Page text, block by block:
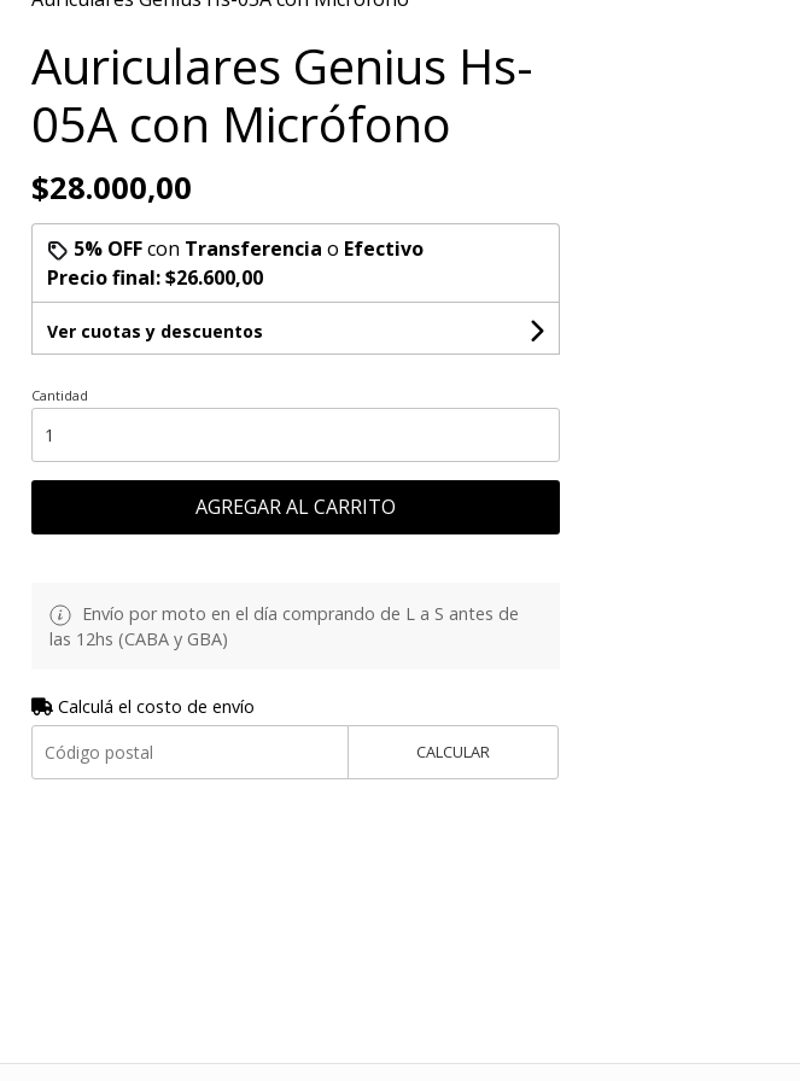
Auriculares Genius Hs-
05A con Micrófono
$28.000,00
5% OFFcon Transferencia o Efectivo
Precio final:$26.600,00
Ver cuotas y descuentos
Cantidad
AGREGAR AL CARRITO
Envío por moto en el día comprando de L a S antes de
las 12hs (CABA y GBA)
Calculá el costo de envío
CALCULAR